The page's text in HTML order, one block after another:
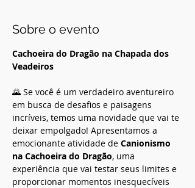
Sobre o evento
Cachoeira do Dragão na Chapada dos
Veadeiros
🌄 Se você é um verdadeiro aventureiro
em busca de desafios e paisagens
incríveis, temos uma novidade que vai te
deixar empolgado! Apresentamos a
emocionante atividade de Canionismo
na Cachoeira do Dragão, uma
experiência que vai testar seus limites e
proporcionar momentos inesquecíveis